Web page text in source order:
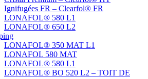
Ignifugées FR – Clearfol® FR
LONAFOL® 580 L1
LONAFOL® 650 L2
LONAFOL® 350 MAT L1
LONAFOL 580 MAT
LONAFOL® 580 L1
LONAFOL® BO 520 L2 – TOIT DE